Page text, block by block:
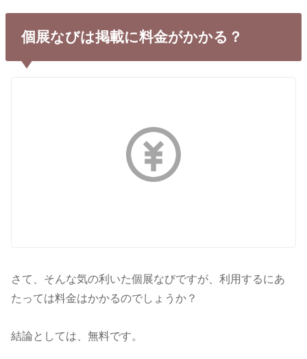
個展なびは掲載に料金がかかる？
さて、そんな気の利いた個展なびですが、利用するにあ
たっては料金はかかるのでしょうか？
結論としては、無料です。